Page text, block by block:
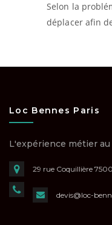
Selon la
déplacer afin
Loc Bennes Paris
L'expérience métier
29 rue Coquillière
devis@loc-